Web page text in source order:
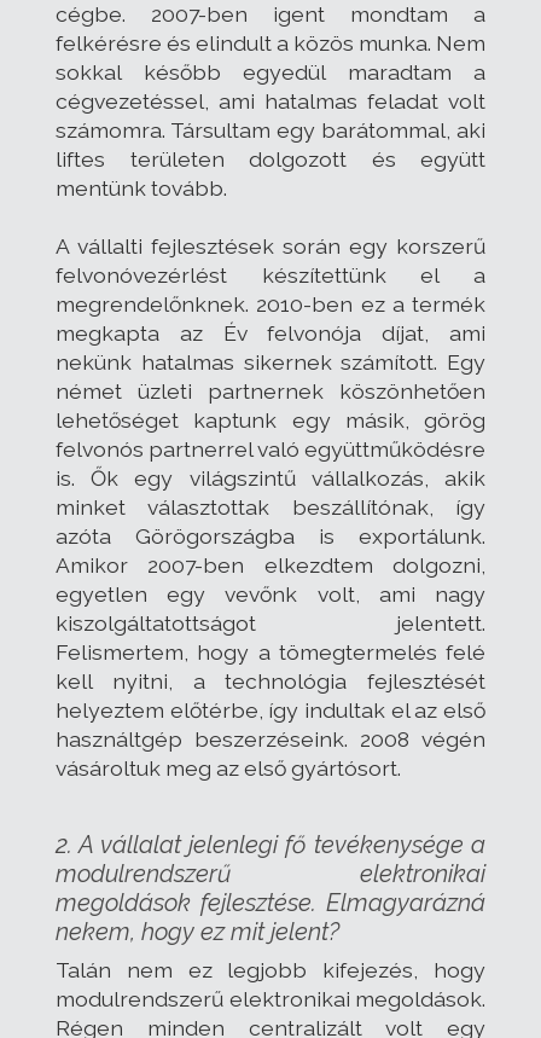
cégbe. 2007-ben igent mondtam a
felkérésre és elindult a közös munka. Nem
sokkal később egyedül maradtam a
cégvezetéssel, ami hatalmas feladat volt
számomra. Társultam egy barátommal, aki
liftes területen dolgozott és együtt
mentünk tovább.
A vállalti fejlesztések során egy korszerű
felvonóvezérlést készítettünk el a
megrendelőnknek. 2010-ben ez a termék
megkapta az Év felvonója díjat, ami
nekünk hatalmas sikernek számított. Egy
német üzleti partnernek köszönhetően
lehetőséget kaptunk egy másik, görög
felvonós partnerrel való együttműködésre
is. Ők egy világszintű vállalkozás, akik
minket választottak beszállítónak, így
azóta Görögországba is exportálunk.
Amikor 2007-ben elkezdtem dolgozni,
egyetlen egy vevőnk volt, ami nagy
kiszolgáltatottságot jelentett.
Felismertem, hogy a tömegtermelés felé
kell nyitni, a technológia fejlesztését
helyeztem előtérbe, így indultak el az első
használtgép beszerzéseink. 2008 végén
vásároltuk meg az első gyártósort.
2. A vállalat jelenlegi fő tevékenysége a
modulrendszerű elektronikai
megoldások fejlesztése. Elmagyarázná
nekem, hogy ez mit jelent?
Talán nem ez legjobb kifejezés, hogy
modulrendszerű elektronikai megoldások.
Régen minden centralizált volt egy